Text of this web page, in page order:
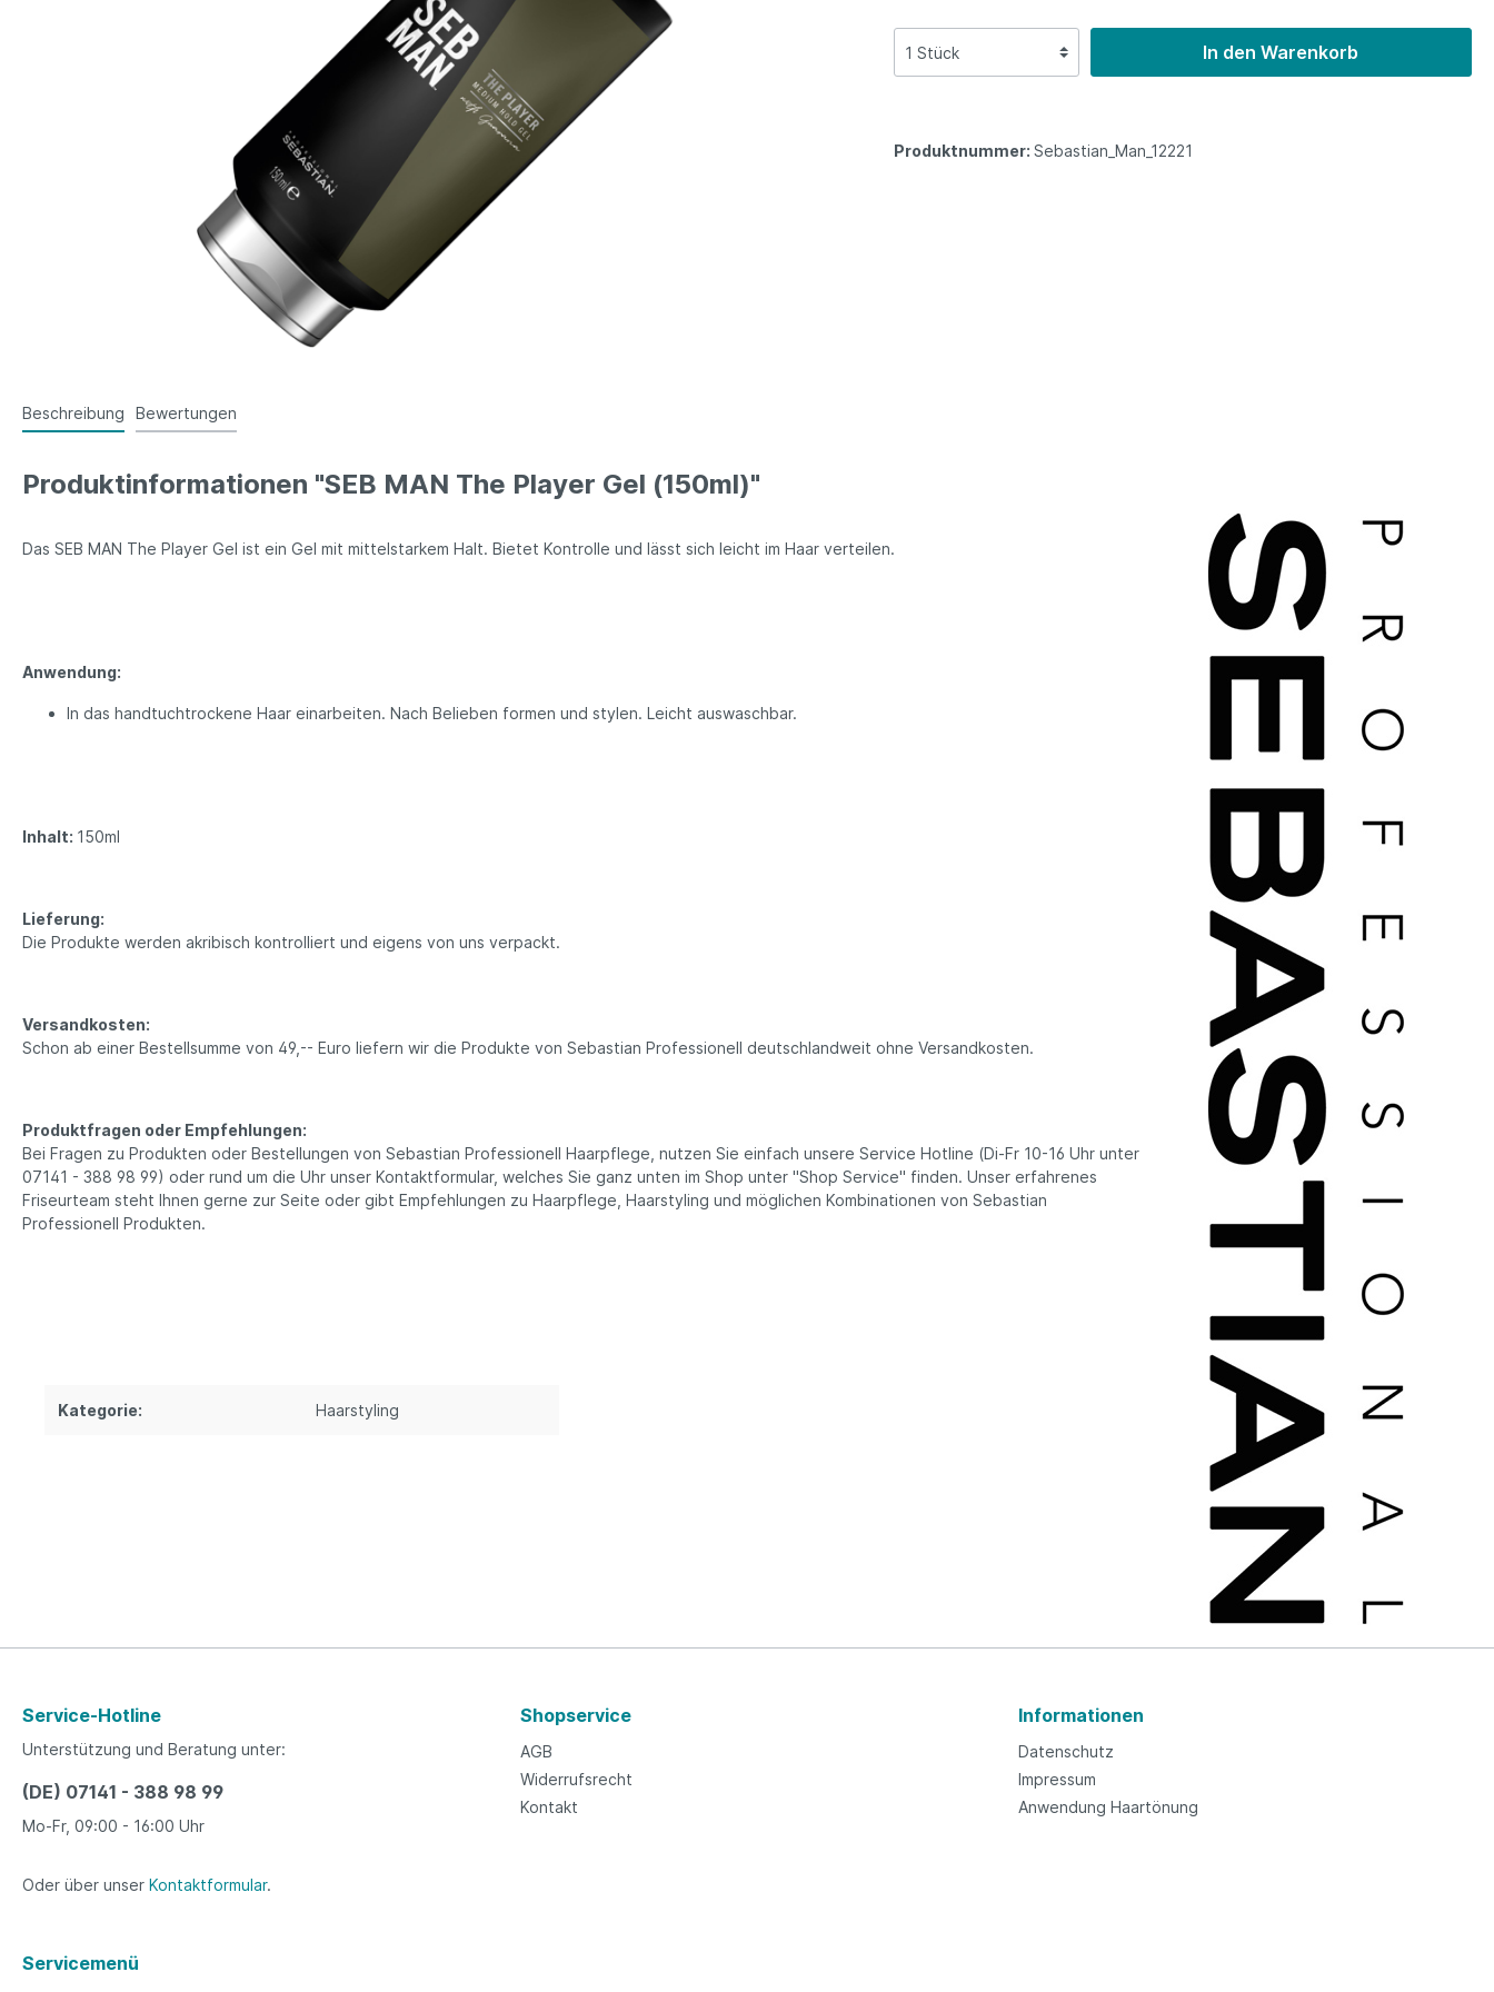
In den Warenkorb
Produktnummer: Sebastian_Man_12221
Beschreibung Bewertungen
Produktinformationen "SEB MAN The Player Gel (150ml)"
Das SEB MAN The Player Gel ist ein Gel mit mittelstarkem Halt. Bietet Kontrolle und lässt sich leicht im Haar verteilen.
Anwendung:
In das handtuchtrockene Haar einarbeiten. Nach Belieben formen und stylen. Leicht auswaschbar.
Inhalt: 150ml
Lieferung:
Die Produkte werden akribisch kontrolliert und eigens von uns verpackt.
Versandkosten:
Schon ab einer Bestellsumme von 49,-- Euro liefern wir die Produkte von Sebastian Professionell deutschlandweit ohne Versandkosten.
Produktfragen oder Empfehlungen:
Bei Fragen zu Produkten oder Bestellungen von Sebastian Professionell Haarpflege, nutzen Sie einfach unsere Service Hotline (Di-Fr 10-16 Uhr unter
07141 - 388 98 99) oder rund um die Uhr unser Kontaktformular, welches Sie ganz unten im Shop unter "Shop Service" finden. Unser erfahrenes
Friseurteam steht Ihnen gerne zur Seite oder gibt Empfehlungen zu Haarpflege, Haarstyling und möglichen Kombinationen von Sebastian
Professionell Produkten.
Kategorie: Haarstyling
Service-Hotline
Unterstützung und Beratung unter:
(DE) 07141 - 388 98 99
Mo-Fr, 09:00 - 16:00 Uhr
Oder über unser Kontaktformular.
Shopservice
AGB
Widerrufsrecht
Kontakt
Informationen
Datenschutz
Impressum
Anwendung Haartönung
Servicemenü